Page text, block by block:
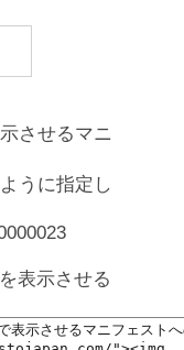
させるマニ
うに指定し
表示させる